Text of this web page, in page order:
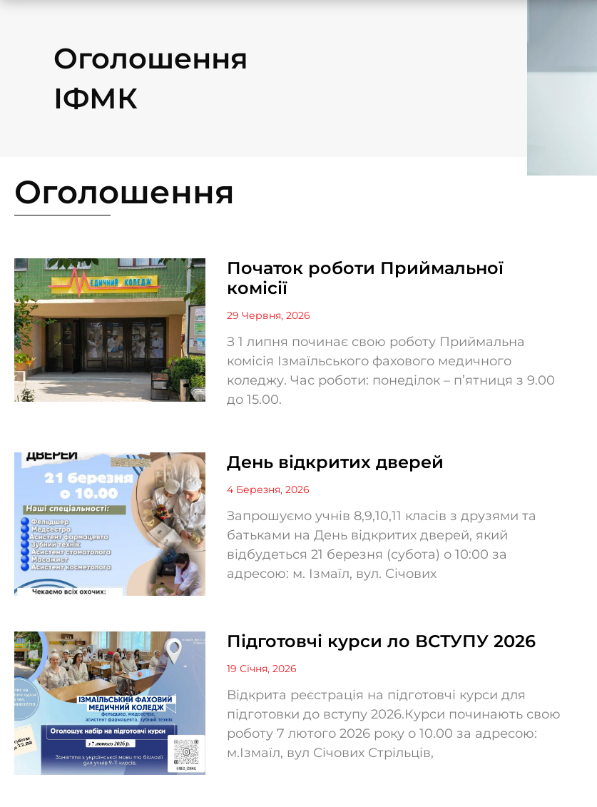
Оголошення
ІФМК
Оголошення
Початок роботи Приймальної
комісії
29 Червня, 2026
З 1 липня починає свою роботу Приймальна
комісія Ізмаїльського фахового медичного
коледжу. Час роботи: понеділок – п’ятниця з 9.00
до 15.00.
День відкритих дверей
4 Березня, 2026
Запрошуємо учнів 8,9,10,11 класів з друзями та
батьками на День відкритих дверей, який
відбудеться 21 березня (субота) о 10:00 за
адресою: м. Ізмаїл, вул. Січових
Підготовчі курси ло ВСТУПУ 2026
19 Січня, 2026
Відкрита реєстрація на підготовчі курси для
підготовки до вступу 2026.Курси починають свою
роботу 7 лютого 2026 року о 10.00 за адресою:
м.Ізмаїл, вул Січових Стрільців,